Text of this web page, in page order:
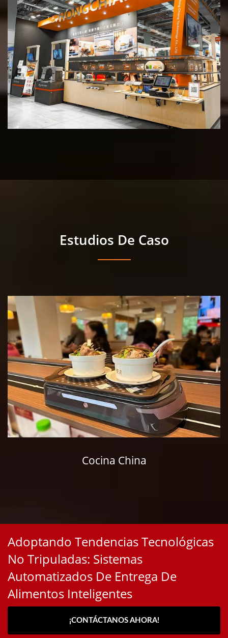
Estudios De Caso
Cocina China
Adoptando Tendencias Tecnológicas
No Tripuladas: Sistemas
Automatizados De Entrega De
Alimentos Inteligentes
¡CONTÁCTANOS AHORA!